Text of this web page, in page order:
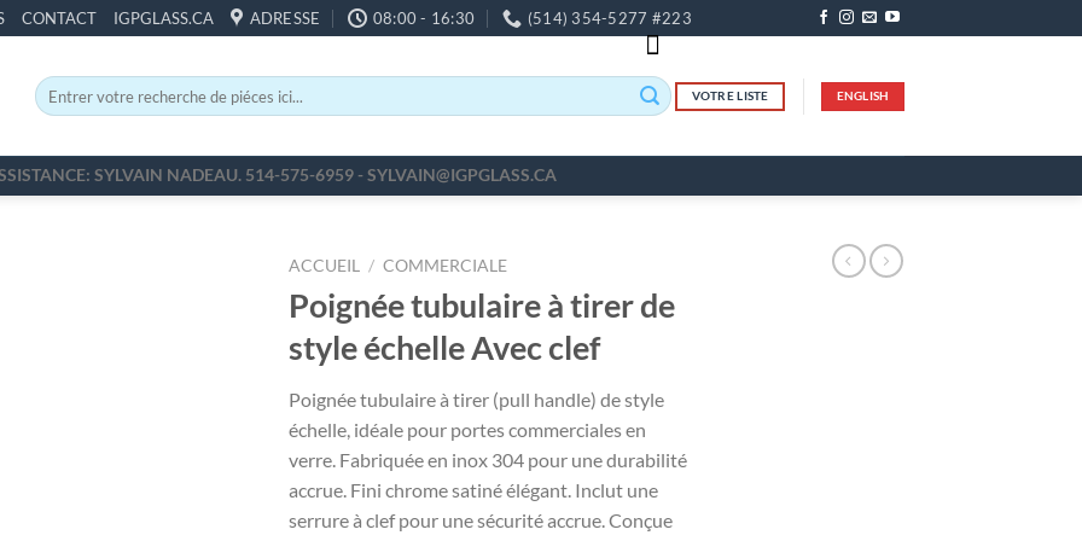
CONTACT IGPGLASS.CA ADRESSE 08:00 - 16:30 (514) 354-5277 #223
Recherche
pour :
VOTRE LISTE ENGLISH
SYLVAIN NADEAU. 514-575-6959 - SYLVAIN@IGPGLASS.CA
ACCUEIL / COMMERCIALE
Poignée tubulaire à tirer de
style échelle Avec clef
Poignée tubulaire à tirer (pull handle) de style
échelle, idéale pour portes commerciales en
verre. Fabriquée en inox 304 pour une durabilité
accrue. Fini chrome satiné élégant. Inclut une
serrure à clef pour une sécurité accrue. Conçue